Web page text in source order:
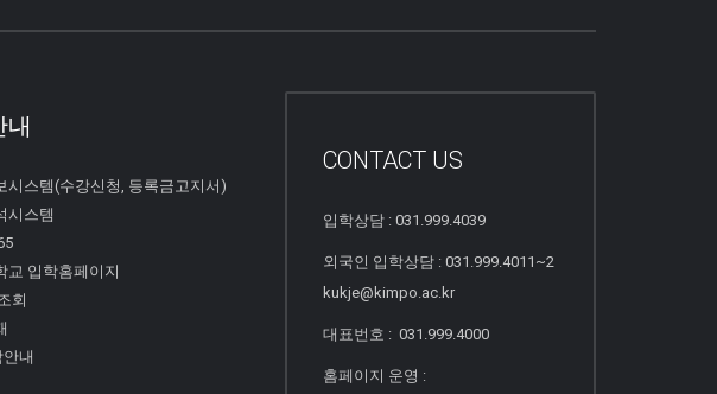
내
시스템(수강신청, 등록금고지서)
시스템
교 입학홈페이지
회
내
CONTACT US
입학상담 : 031.999.4039
외국인 입학상담 : 031.999.4011~2
kukje@kimpo.ac.kr
대표번호 : 031.999.4000
홈페이지 운영 :